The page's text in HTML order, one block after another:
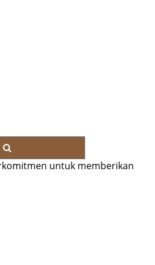
untuk memberikan